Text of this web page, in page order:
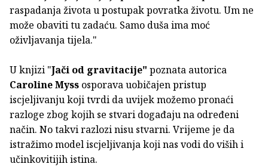
raspadanja života u postupak povratka životu. Um ne
može obaviti tu zadaću. Samo duša ima moć
oživljavanja tijela."
U knjizi "Jači od gravitacije" poznata autorica
Caroline Myss osporava uobičajen pristup
iscjeljivanju koji tvrdi da uvijek možemo pronaći
razloge zbog kojih se stvari događaju na određeni
način. No takvi razlozi nisu stvarni. Vrijeme je da
istražimo model iscjeljivanja koji nas vodi do viših i
učinkovitijih istina.